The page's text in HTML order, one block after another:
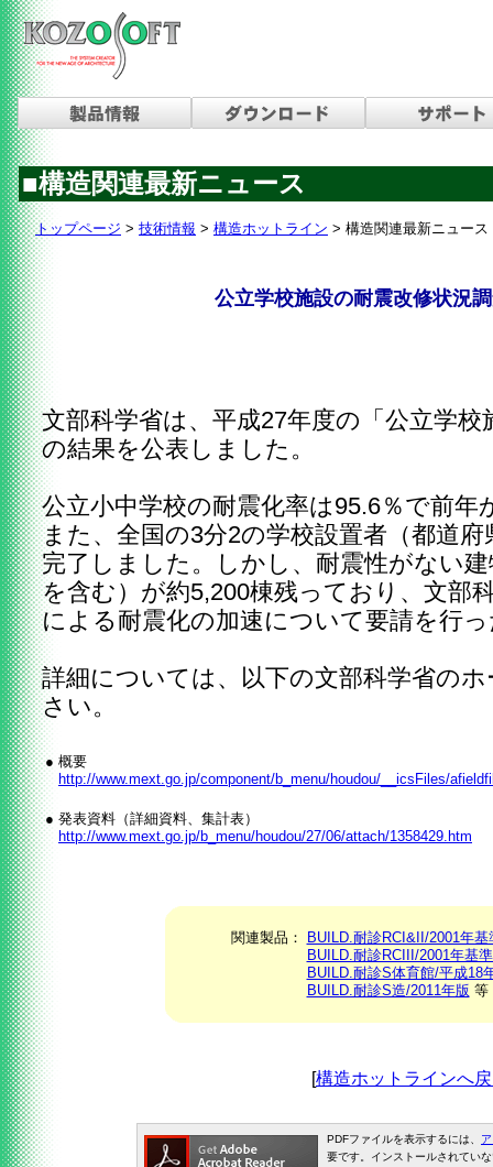
■構造関連最新ニュース
トップページ > 技術情報 > 構造ホットライン > 構造関連最新ニュース
公立学校施設の耐震改修状況
文部科学省は、平成27年度の「公立学
の結果を公表しました。
公立小中学校の耐震化率は95.6％で前年
また、全国の3分2の学校設置者（都道
完了しました。しかし、耐震性がない
を含む）が約5,200棟残っており、文部
による耐震化の加速について要請を行
詳細については、以下の文部科学省の
さい。
● 概要
http://www.mext.go.jp/component/b_menu/houdou/__icsFiles/
● 発表資料（詳細資料、集計表）
http://www.mext.go.jp/b_menu/houdou/27/06/attach/1358429.htm
関連製品：
BUILD.耐診RCI&II/2001年基
BUILD.耐診RCIII/2001年基
BUILD.耐診S体育館/平成18
BUILD.耐診S造/2011年版 等
[構造ホットラインへ
PDFファイルを表示するには、
要です。インストールされてい